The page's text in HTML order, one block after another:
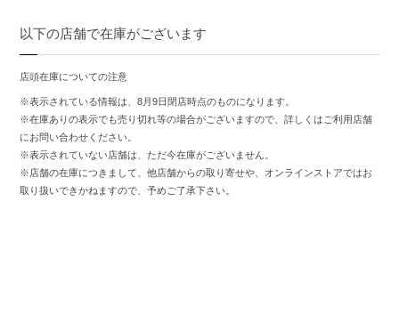
以下の店舗で在庫がございます
店頭在庫についての注意
※表示されている情報は、8月9日閉店時点のものになります。
※在庫ありの表示でも売り切れ等の場合がございますので、詳しくはご利用店舗
にお問い合わせください。
※表示されていない店舗は、ただ今在庫がございません。
※店舗の在庫につきまして、他店舗からの取り寄せや、オンラインストアではお
取り扱いできかねますので、予めご了承下さい。